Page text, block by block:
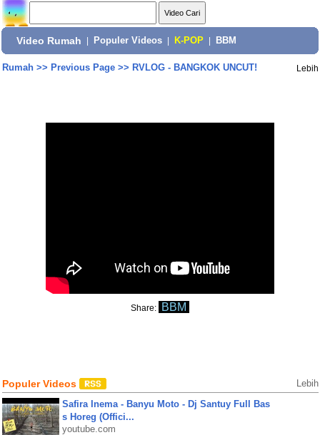
Video Rumah Populer Videos K-POP BBM
Rumah>> Previous Page>> RVLOG - BANGKOK UNCUT! Lebih
Share: BBM
Populer Videos Lebih
Safira Inema - Banyu Moto - Dj Santuy Full Bas
s Horeg (Offici...
youtube.com